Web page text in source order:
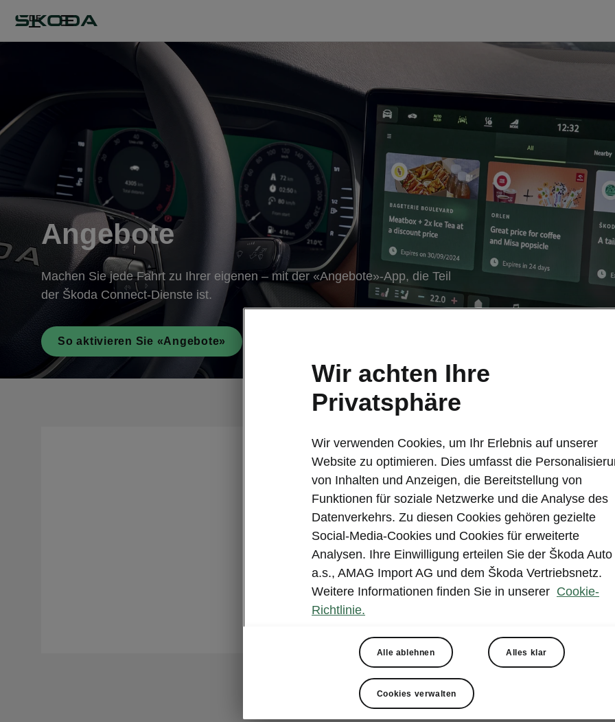
DE
Angebote
Machen Sie jede Fahrt zu Ihrer eigenen – mit der «Angebote»-App, die Teil
der Škoda Connect-Dienste ist.
So aktivieren Sie «Angebote»
Mit der
exklusive
Route.
Restaurants
Einige
Karte der
kostenlos.
Wir achten Ihre
Privatsphäre
Wir verwenden Cookies, um Ihr Erlebnis auf unserer
Website zu optimieren. Dies umfasst die
von Inhalten und Anzeigen, die Bereitstellung von
Funktionen für soziale Netzwerke und die Analyse des
Datenverkehrs. Zu diesen Cookies gehören gezielte
Social-Media-Cookies und Cookies für erweiterte
Analysen. Ihre Einwilligung erteilen Sie der Škoda Auto
a.s., AMAG Import AG und dem Škoda Vertriebsnetz.
Weitere Informationen finden Sie in unserer Cookie-
Richtlinie.
Alle ablehnen Alles klar
Cookies verwalten